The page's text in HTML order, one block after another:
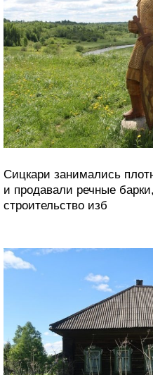
Сицкари занимались
и продавали речные
строительство изб